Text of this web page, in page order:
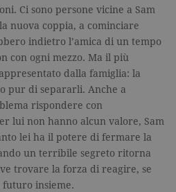
Ci sono persone vicine a Sam
nuova coppia, a cominciare
indietro l’amica di un tempo
con ogni mezzo. Ma il più
dalla famiglia: la
pur di separarli. Anche a
rispondere con
lui non hanno alcun valore, Sam
lei ha il potere di fermare la
un terribile segreto ritorna
trovare la forza di reagire, se
futuro insieme.